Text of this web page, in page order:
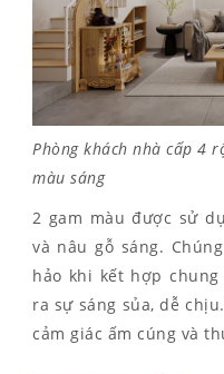
Phòng khách nhà cấp 4
màu sáng
2 gam màu được sử
và nâu gỗ sáng.
hảo khi kết hợp
ra sự sáng sủa, dễ
cảm giác ấm cúng và